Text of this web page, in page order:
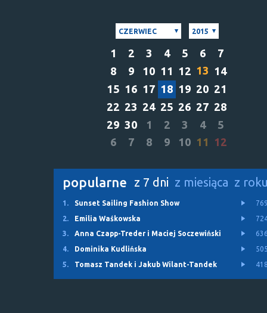
CZERWIEC 2015
1 2 3 4 5 6
7
8
9 10 11 12 13 14
15 16 17 18 19 20 21
22 23 24 25 26 27 28
29 30 1 2 3 4
5
6
7 8 9 10 11 12
popularne z 7 dni z miesiąca z
1. Sunset Sailing Fashion Show
2.
Emilia Waśkowska
3.
Anna Czapp-Treder i Maciej Soczewiński
4.
Dominika Kudlińska
5.
Tomasz Tandek i Jakub Wilant-Tandek